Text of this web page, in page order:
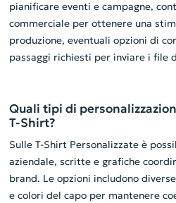
pianificare eventi e campagne,
commerciale per ottenere una
produzione, eventuali opzioni di
passaggi richiesti per inviare i file
Quali tipi di
T-Shirt?
Sulle T-Shirt Personalizzate è
aziendale, scritte e grafiche
brand. Le opzioni includono
e colori del capo per mantenere